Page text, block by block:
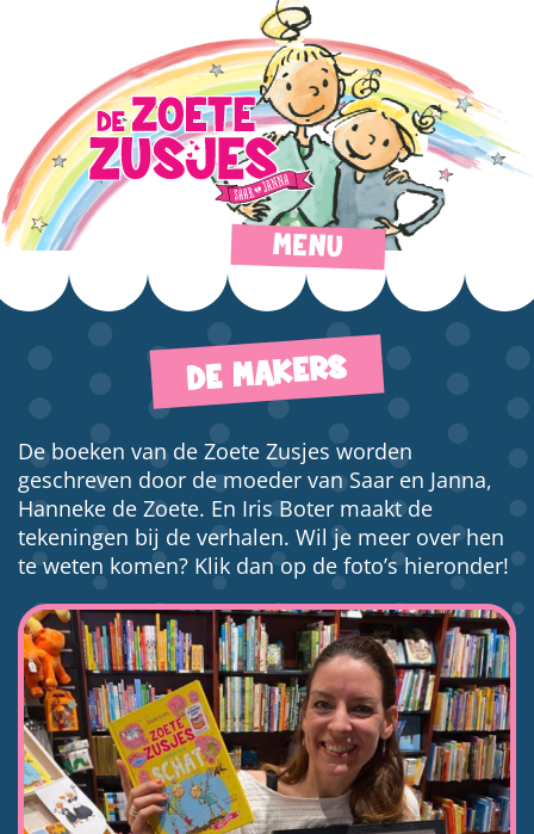
MENU
DE MAKERS
De boeken van de Zoete Zusjes worden
geschreven door de moeder van Saar en Janna,
Hanneke de Zoete. En Iris Boter maakt de
tekeningen bij de verhalen. Wil je meer over hen
te weten komen? Klik dan op de foto’s hieronder!